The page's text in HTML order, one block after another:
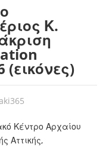
Κ.
(εικόνες)
Κέντρο Αρχαίου
Αττικής,